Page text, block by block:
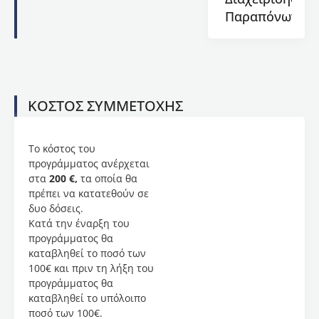
νος
Κωτσιόπουλος
Παραπόνων
ΚΟΣΤΟΣ ΣΥΜΜΕΤΟΧΗΣ
Το κόστος του
προγράμματος ανέρχεται
στα 200 €, τα οποία θα
πρέπει να κατατεθούν σε
δυο δόσεις.
Κατά την έναρξη του
προγράμματος θα
καταβληθεί το ποσό των
100€ και πριν τη λήξη του
προγράμματος θα
καταβληθεί το υπόλοιπο
ποσό των 100€.